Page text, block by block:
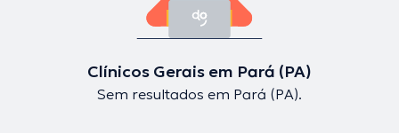
Clínicos Gerais em Pará (PA)
Sem resultados em Pará (PA).